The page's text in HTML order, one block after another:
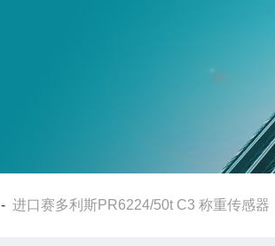
-进口赛多利斯PR6224/50t C3 称重传感器